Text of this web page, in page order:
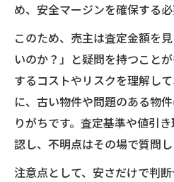
め、安全マージンを確保する必
このため、売主は査定金額を
いのか？」と疑問を持つこと
するコストやリスクを理解し
に、古い物件や問題のある物
りがちです。査定基準や値引
認し、不明点はその場で質問し
注意点として、安さだけで判